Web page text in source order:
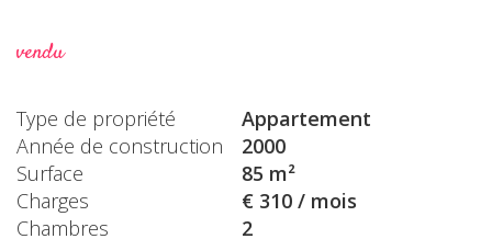
vendu
Type de propriété
Appartement
Année de construction
2000
Surface
85 m²
Charges
€ 310 / mois
Chambres
2